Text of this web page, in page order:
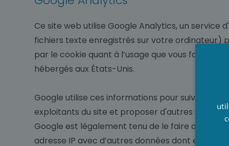
Ce site web utilise Google Analytics, un service
fichiers texte enregistrés sur votre ordinateur)
par le cookie quant à l’usage que vous faites
hébergés aux États-Unis.
Google utilise ces informations pour suivre la
exploitants du site et proposer d'autres
Google est légalement tenu de le faire ou
adresse IP avec d’autres données dont elle